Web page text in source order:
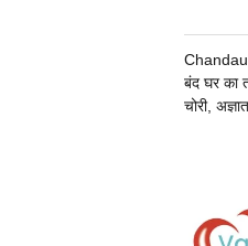
बंद घर का
चोरी,